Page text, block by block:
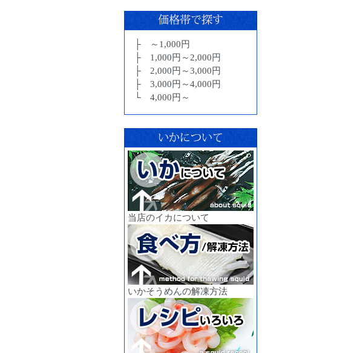
├ ～1,000円
├ 1,000円～2,000円
├ 2,000円～3,000円
├ 3,000円～4,000円
└ 4,000円～
当店のイカについて
いかそうめんの解凍方法